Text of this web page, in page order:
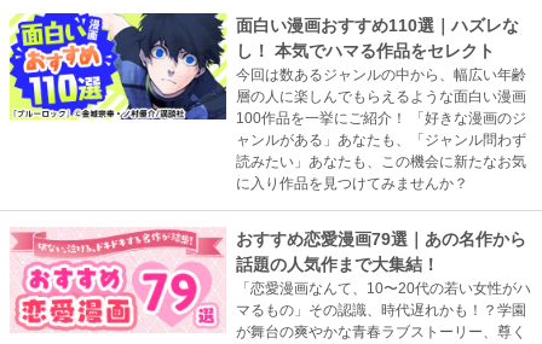
面白い漫画おすすめ110選｜ハズレな
し！ 本気でハマる作品をセレクト
今回は数あるジャンルの中から、幅広い年齢
層の人に楽しんでもらえるような面白い漫画
100作品を一挙にご紹介！ 「好きな漫画のジ
ャンルがある」あなたも、「ジャンル問わず
読みたい」あなたも、この機会に新たなお気
に入り作品を見つけてみませんか？
おすすめ恋愛漫画79選｜あの名作から
話題の人気作まで大集結！
「恋愛漫画なんて、10〜20代の若い女性がハ
マるもの」その認識、時代遅れかも！？学園
が舞台の爽やかな青春ラブストーリー、尊く